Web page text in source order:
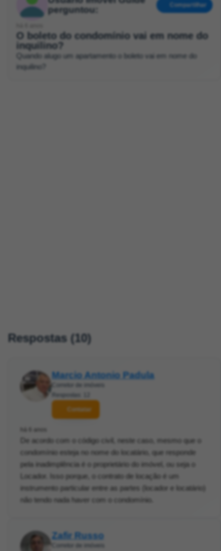
perguntou:
Compartilhar
O boleto do condomínio vai em nome do
inquilino?
Quando alugo um apartamento o boleto vai em nome do
inquilino?
Respostas (10)
Marcio Antonio Padula
Corretor de imóveis
Respostas: 12
Contatar
há 6 anos
De acordo com o código civil, neste caso, mesmo que o
condomínio esteja no nome do locatário, que responde
pela inadimplência é o proprietário do imóvel, ou seja o
Locador. Isso porque, o contrato de locação é um
instrumento particular entre as partes (locador e locatário)
não tendo nada haver com o condomínio.
Zafir Russo
Corretor de imóveis